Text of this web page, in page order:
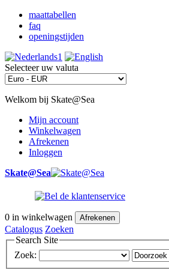
maattabellen
faq
openingstijden
Selecteer uw valuta
Welkom bij Skate@Sea
Mijn account
Winkelwagen
Afrekenen
Inloggen
Skate@Sea
0 in winkelwagen Afrekenen
Catalogus Zoeken
Search Site
Zoek: